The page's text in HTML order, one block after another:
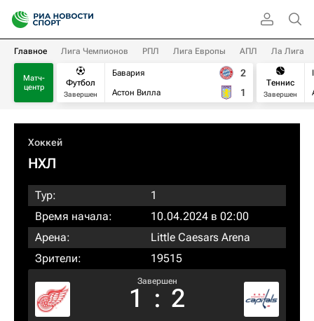
Главное Лига Чемпионов РПЛ Лига Европы АПЛ Ла Лига
Матч-
центр
Футбол
Завершен
Бавария
Астон Вилла
2
1
Теннис
Завершен
Хоккей
НХЛ
Тур:
1
Время начала:
10.04.2024 в 02:00
Арена:
Little Caesars Arena
Зрители:
19515
Завершен
1 : 2